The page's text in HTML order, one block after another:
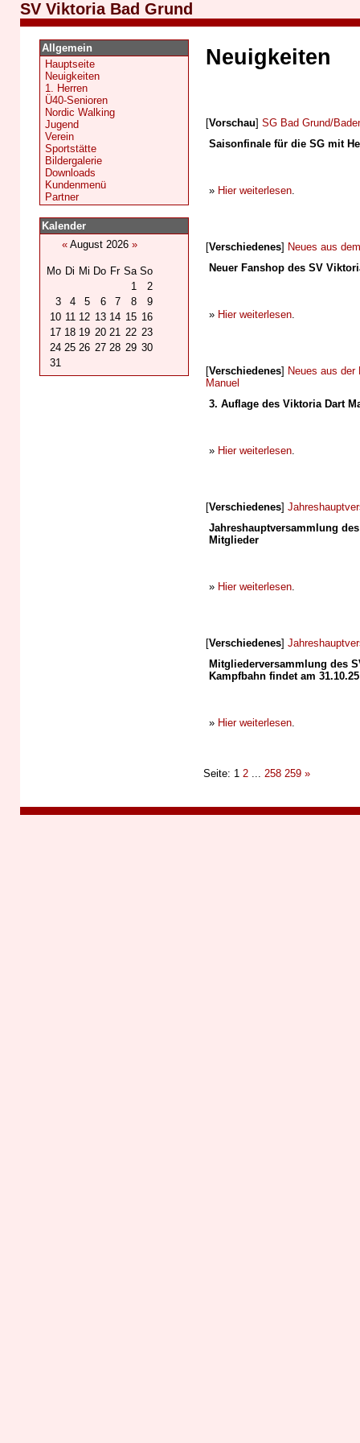
SV Viktoria Bad Grund
Allgemein
Hauptseite
Neuigkeiten
1. Herren
Ü40-Senioren
Nordic Walking
Jugend
Verein
Sportstätte
Bildergalerie
Downloads
Kundenmenü
Partner
Kalender
« August 2026 »
Mo Di Mi Do Fr Sa So
1
2
3
4 5 6 7 8
9
10 11 12 13 14 15 16
17 18 19 20 21 22 23
24 25 26 27 28 29 30
31
Neuigkeiten
[Vorschau] SG Bad Grund/
Saisonfinale für die SG mit
» Hier weiterlesen.
[Verschiedenes] Neues aus
Neuer Fanshop des SV
» Hier weiterlesen.
[Verschiedenes] Neues aus
Manuel
3. Auflage des Viktoria Dart
» Hier weiterlesen.
[Verschiedenes]
Jahreshauptversammlung
Mitglieder
» Hier weiterlesen.
[Verschiedenes]
Mitgliederversammlung des
Kampfbahn findet am
» Hier weiterlesen.
Seite: 1 2 ... 258 259 »